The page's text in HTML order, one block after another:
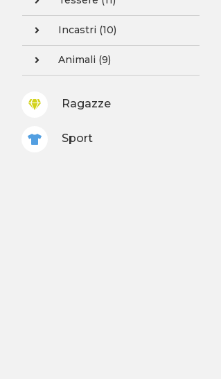
Incastri (10)
Animali (9)
Ragazze
Sport